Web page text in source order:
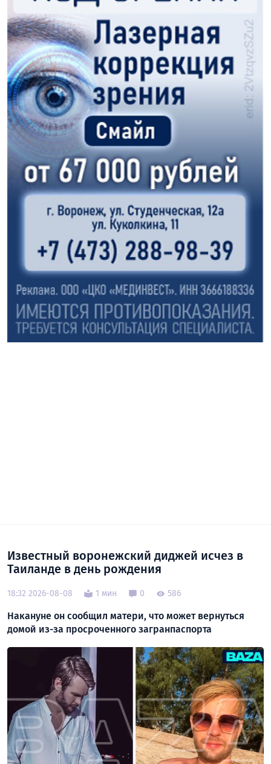
Известный воронежский диджей исчез в
Таиланде в день рождения
18:32 2026-08-08 1 мин 0 586
Накануне он сообщил матери, что может вернуться
домой из-за просроченного загранпаспорта